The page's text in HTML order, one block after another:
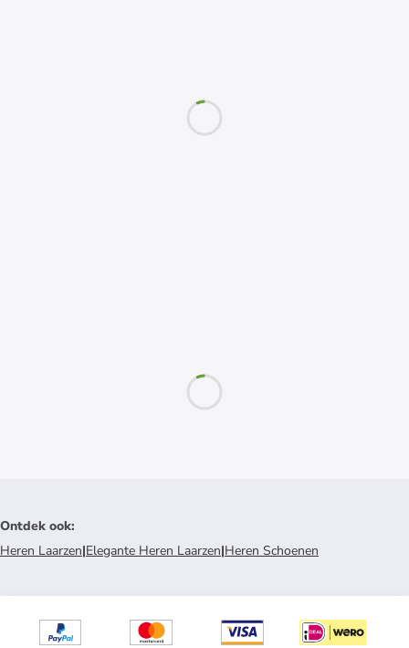
Ontdek ook:
Heren Laarzen|Elegante Heren Laarzen|Heren Schoenen